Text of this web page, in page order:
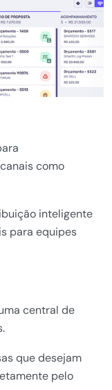
como
inteligente
para equipes
central de
que desejam
pelo